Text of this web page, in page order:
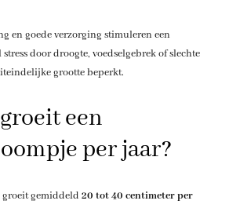
en goede verzorging stimuleren een
door droogte, voedselgebrek of slechte
grootte beperkt.
een
per jaar?
gemiddeld 20 tot 40 centimeter per